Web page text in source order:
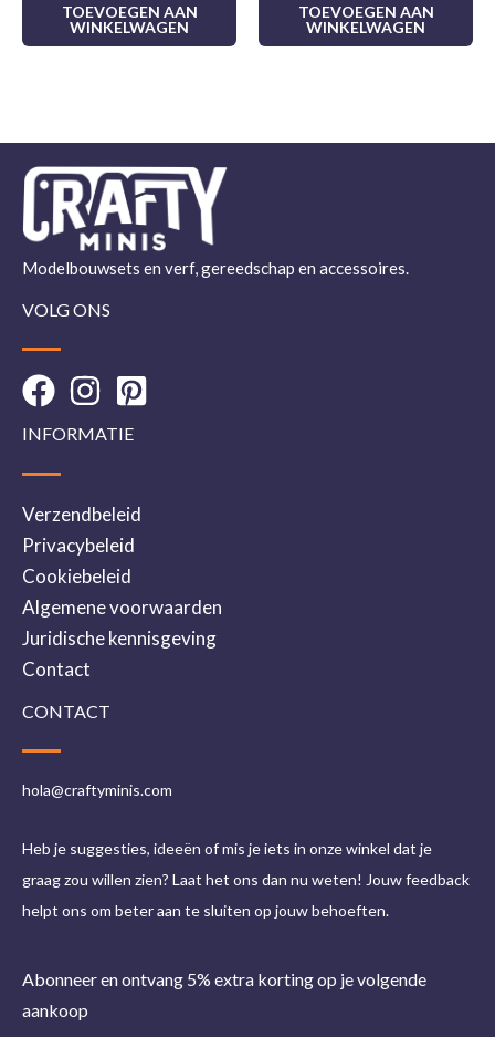
TOEVOEGEN AAN
WINKELWAGEN
TOEVOEGEN AAN
WINKELWAGEN
Modelbouwsets en verf, gereedschap en accessoires.
VOLG ONS
INFORMATIE
Verzendbeleid
Privacybeleid
Cookiebeleid
Algemene voorwaarden
Juridische kennisgeving
Contact
CONTACT
hola@craftyminis.com
Heb je suggesties, ideeën of mis je iets in onze winkel dat je
graag zou willen zien? Laat het ons dan nu weten! Jouw feedback
helpt ons om beter aan te sluiten op jouw behoeften.
Abonneer en ontvang 5% extra korting op je volgende
aankoop